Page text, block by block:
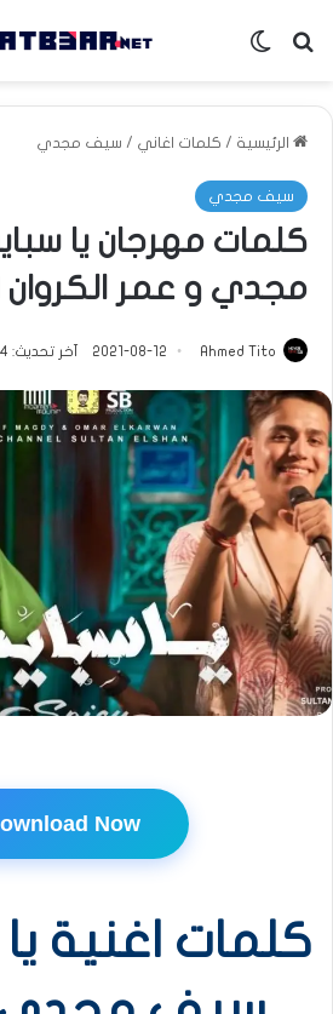
بحث عنالوضع المظلم
الرئيسية / كلمات اغاني / سيف مجدي
سيف مجدي
كلمات مهرجان يا
مجدي و عمر الكروان 2021
Ahmed Tito
2021-08-12 آخر تحديث: 2024-02-16
Now
كلمات اغنية